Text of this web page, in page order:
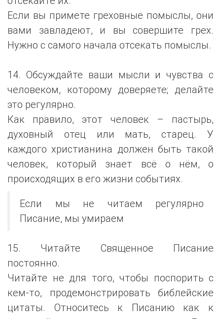
Если вы примете греховные помыслы, они
вами завладеют, и вы совершите грех.
Нужно с самого начала отсекать помыслы.
14. Обсуждайте ваши мысли и чувства с
человеком, которому доверяете; делайте
это регулярно.
Как правило, этот человек – пастырь,
духовный отец или мать, старец. У
каждого христианина должен быть такой
человек, который знает всё о нём, о
происходящих в его жизни событиях.
Если мы не читаем регулярно
Писание, мы умираем
15. Читайте Священное Писание
постоянно.
Читайте не для того, чтобы поспорить с
кем-то, продемонстрировать библейские
цитаты. Относитесь к Писанию как к